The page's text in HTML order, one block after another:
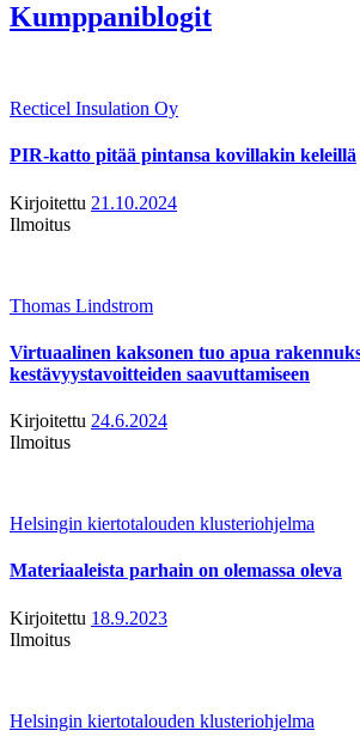
Kumppaniblogit
Recticel Insulation Oy
PIR-katto pitää pintansa kovillakin keleillä
Kirjoitettu 21.10.2024
Ilmoitus
Thomas Lindstrom
Virtuaalinen kaksonen tuo apua
kestävyystavoitteiden saavuttamiseen
Kirjoitettu 24.6.2024
Ilmoitus
Helsingin kiertotalouden klusteriohjelma
Materiaaleista parhain on olemassa oleva
Kirjoitettu 18.9.2023
Ilmoitus
Helsingin kiertotalouden klusteriohjelma